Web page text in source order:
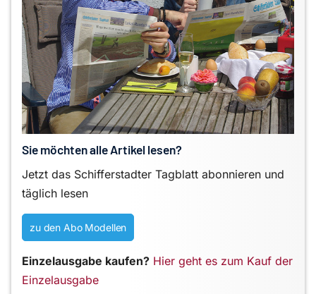
Sie möchten alle Artikel lesen?
Jetzt das Schifferstadter Tagblatt abonnieren und
täglich lesen
zu den Abo Modellen
Einzelausgabe kaufen? Hier geht es zum Kauf der
Einzelausgabe